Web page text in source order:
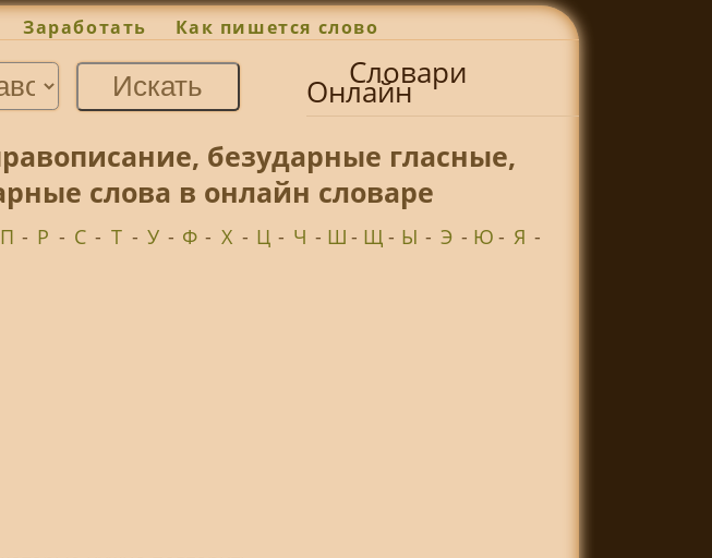
Заработать Как пишется слово
Словари
Онлайн
безударные гласные,
слова в онлайн словаре
П - Р - С - Т - У - Ф - Х - Ц - Ч - Ш - Щ - Ы - Э - Ю- Я -